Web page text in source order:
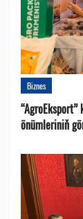
Biznes
önümleriniň